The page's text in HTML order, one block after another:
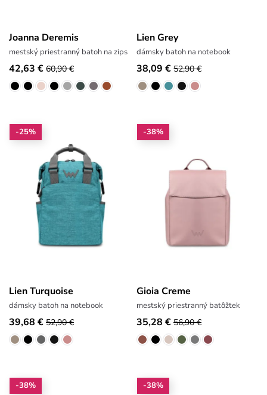
Joanna Deremis
mestský priestranný batoh na zips
42,63 € 60,90 €
Lien Grey
dámsky batoh na notebook
38,09 € 52,90 €
-25%
Lien Turquoise
dámsky batoh na notebook
39,68 € 52,90 €
-38%
Gioia Creme
mestský priestranný batôžtek
35,28 € 56,90 €
-38% -38%